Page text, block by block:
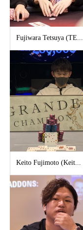
Fujiwara Tetsuya (TE...
Keito Fujimoto (Keit...